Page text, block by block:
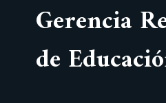
Gerencia
de